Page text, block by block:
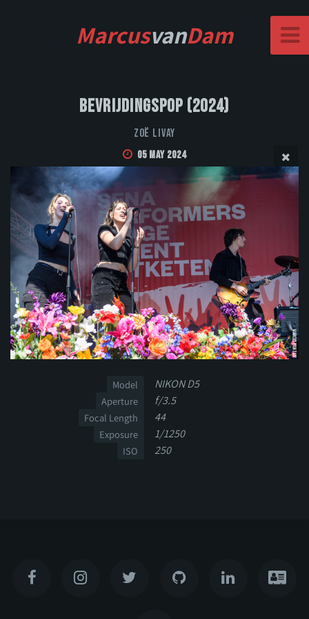
MarcusvanDam
Bevrijdingspop (2024)
Zoë Livay
05 May 2024
Model NIKON D5
Aperture f/3.5
Focal Length 44
Exposure 1/1250
ISO 250